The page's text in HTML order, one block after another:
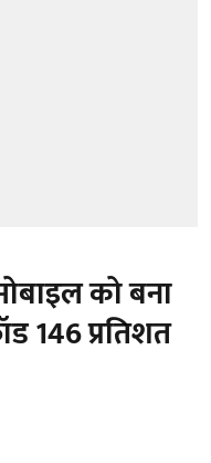
को बना
146 प्रतिशत